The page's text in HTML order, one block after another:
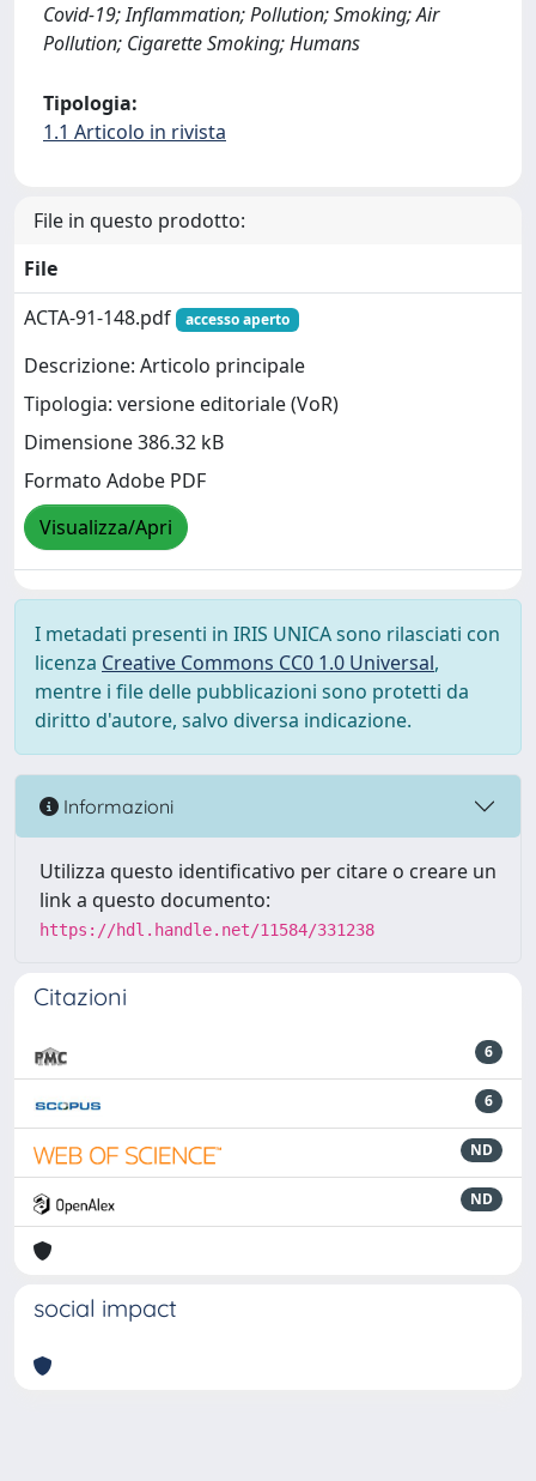
Covid-19; Inflammation; Pollution; Smoking; Air
Pollution; Cigarette Smoking; Humans
Tipologia:
1.1 Articolo in rivista
File in questo prodotto:
File
ACTA-91-148.pdf
accesso aperto
Descrizione: Articolo principale
Tipologia: versione editoriale (VoR)
Dimensione 386.32 kB
Formato Adobe PDF
Visualizza/Apri
I metadati presenti in IRIS UNICA sono rilasciati con
licenza Creative Commons CC0 1.0 Universal,
mentre i file delle pubblicazioni sono protetti da
diritto d'autore, salvo diversa indicazione.
Informazioni
Utilizza questo identificativo per citare o creare un
link a questo documento:
https://hdl.handle.net/11584/331238
Citazioni
6
6
ND
ND
social impact